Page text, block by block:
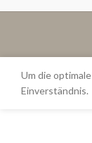
Um die
Einverständnis.